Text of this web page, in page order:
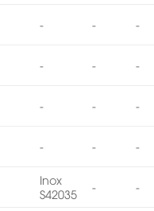
- - -
- - -
- - -
- - -
Inox
S42035
- -